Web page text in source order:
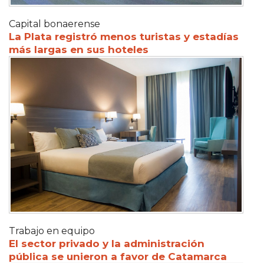
Capital bonaerense
La Plata registró menos turistas y estadías
más largas en sus hoteles
Trabajo en equipo
El sector privado y la administración
pública se unieron a favor de Catamarca